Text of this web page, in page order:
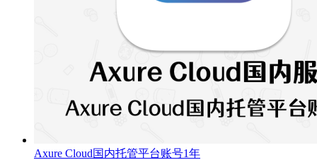
Axure Cloud国内托管平台账号1年